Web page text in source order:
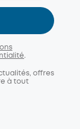
.
offres
à tout